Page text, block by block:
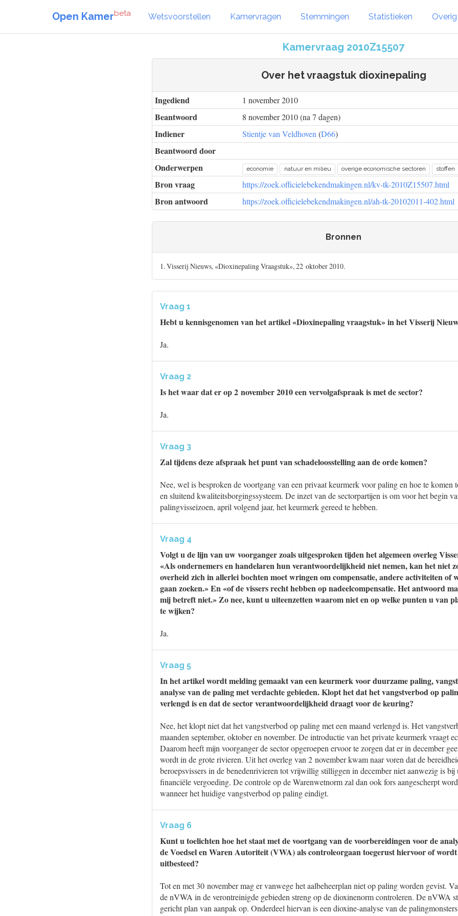
Open Kamerbeta Wetsvoorstellen Kamervragen Stemmingen Statistieken
Kamervraag 2010Z15507
Over het vraagstuk dioxinepaling
Ingediend 1 november 2010
Beantwoord 8 november 2010 (na 7 dagen)
Indiener Stientje van Veldhoven (D66)
Beantwoord door
Onderwerpen
economie natuur en milieu overige economische sectoren stoffen
Bron vraag https://zoek.officielebekendmakingen.nl/kv-tk-2010Z15507.html
Bron antwoord https://zoek.officielebekendmakingen.nl/ah-tk-20102011-402.html
Bronnen
1. Visserij Nieuws, «Dioxinepaling Vraagstuk», 22 oktober 2010.
Vraag 1
Hebt u kennisgenomen van het artikel «Dioxinepaling vraagstuk» in het Visserij
Ja.
Vraag 2
Is het waar dat er op 2 november 2010 een vervolgafspraak is met de sector?
Ja.
Vraag 3
Zal tijdens deze afspraak het punt van schadeloosstelling aan de orde komen?
Nee, wel is besproken de voortgang van een privaat keurmerk voor paling en hoe te komen
en sluitend kwaliteitsborgingssysteem. De inzet van de sectorpartijen is om voor het begin
palingvisseizoen, april volgend jaar, het keurmerk gereed te hebben.
Vraag 4
Volgt u de lijn van uw voorganger zoals uitgesproken tijden het algemeen overleg
«Als ondernemers en handelaren hun verantwoordelijkheid niet nemen, kan het niet
overheid zich in allerlei bochten moet wringen om compensatie, andere activiteiten of
gaan zoeken.» En «of de vissers recht hebben op nadeelcompensatie. Het antwoord
mij betreft niet.» Zo nee, kunt u uiteenzetten waarom niet en op welke punten u van
te wijken?
Ja.
Vraag 5
In het artikel wordt melding gemaakt van een keurmerk voor duurzame paling,
analyse van de paling met verdachte gebieden. Klopt het dat het vangstverbod op
verlengd is en dat de sector verantwoordelijkheid draagt voor de keuring?
Nee, het klopt niet dat het vangstverbod op paling met een maand verlengd is. Het
maanden september, oktober en november. De introductie van het private keurmerk vraagt
Daarom heeft mijn voorganger de sector opgeroepen ervoor te zorgen dat er in december
wordt in de grote rivieren. Uit het overleg van 2 november kwam naar voren dat de
beroepsvissers in de benedenrivieren tot vrijwillig stilliggen in december niet aanwezig is bij
financiële vergoeding. De controle op de Warenwetnorm zal dan ook fors aangescherpt
wanneer het huidige vangstverbod op paling eindigt.
Vraag 6
Kunt u toelichten hoe het staat met de voortgang van de voorbereidingen voor de
de Voedsel en Waren Autoriteit (VWA) als controleorgaan toegerust hiervoor of
uitbesteed?
Tot en met 30 november mag er vanwege het aalbeheerplan niet op paling worden gevist.
de nVWA in de verontreinigde gebieden streng op de dioxinenorm controleren. De nVWA
gericht plan van aanpak op. Onderdeel hiervan is een dioxine-analyse van de